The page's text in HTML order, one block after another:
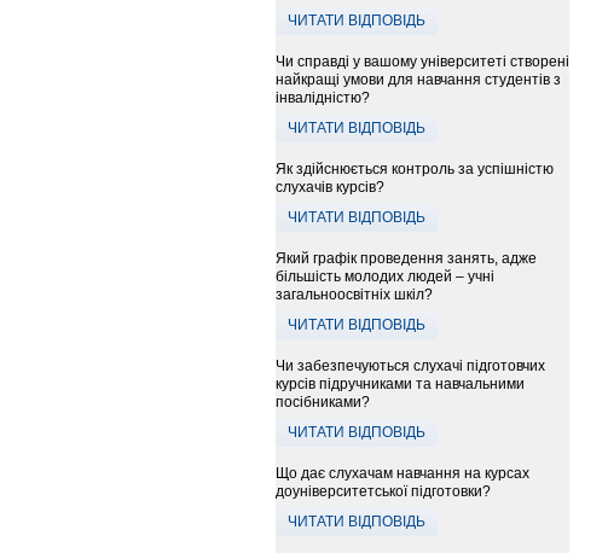
ЧИТАТИ ВІДПОВІДЬ
Чи справді у вашому університеті створені
найкращі умови для навчання студентів з
інвалідністю?
ЧИТАТИ ВІДПОВІДЬ
Як здійснюється контроль за успішністю
слухачів курсів?
ЧИТАТИ ВІДПОВІДЬ
Який графік проведення занять, адже
більшість молодих людей – учні
загальноосвітніх шкіл?
ЧИТАТИ ВІДПОВІДЬ
Чи забезпечуються слухачі підготовчих
курсів підручниками та навчальними
посібниками?
ЧИТАТИ ВІДПОВІДЬ
Що дає слухачам навчання на курсах
доуніверситетської підготовки?
ЧИТАТИ ВІДПОВІДЬ